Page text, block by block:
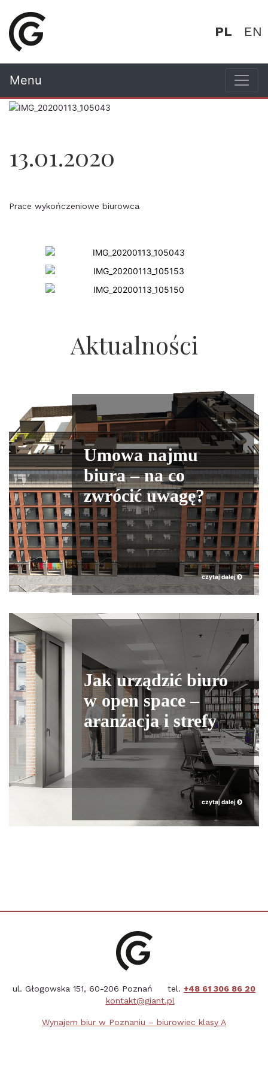
Menu
PL EN
13.01.2020
Prace wykończeniowe biurowca
Aktualności
Umowa najmu
biura – na co
zwrócić uwagę?
czytaj dalej
Jak urządzić biuro
w open space –
aranżacja i strefy
czytaj dalej
ul. Głogowska 151, 60-206 Poznań tel. +48 61 306 86 20
kontakt@giant.pl
Wynajem biur w Poznaniu – biurowiec klasy A